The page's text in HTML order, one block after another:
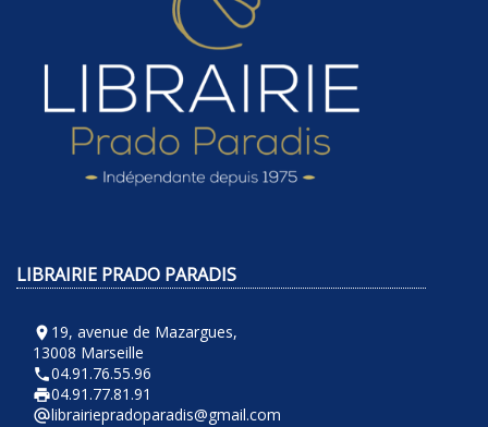
LIBRAIRIE PRADO PARADIS
room 19, avenue de Mazargues,
13008 Marseille
phone04.91.76.55.96
local_printshop04.91.77.81.91
alternate_emaillibrairiepradoparadis@gmail.com